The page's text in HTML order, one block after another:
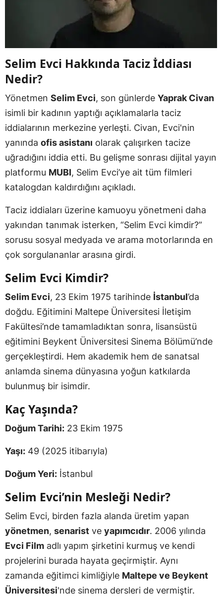
Selim Evci Hakkında Taciz İddiası
Nedir?
Yönetmen Selim Evci, son günlerde Yaprak Civan
isimli bir kadının yaptığı açıklamalarla taciz
iddialarının merkezine yerleşti. Civan, Evci'nin
yanında ofis asistanı olarak çalışırken tacize
uğradığını iddia etti. Bu gelişme sonrası dijital yayın
platformu MUBI, Selim Evci’ye ait tüm filmleri
katalogdan kaldırdığını açıkladı.
Taciz iddiaları üzerine kamuoyu yönetmeni daha
yakından tanımak isterken, “Selim Evci kimdir?”
sorusu sosyal medyada ve arama motorlarında en
çok sorgulananlar arasına girdi.
Selim Evci Kimdir?
Selim Evci, 23 Ekim 1975 tarihinde İstanbul’da
doğdu. Eğitimini Maltepe Üniversitesi İletişim
Fakültesi’nde tamamladıktan sonra, lisansüstü
eğitimini Beykent Üniversitesi Sinema Bölümü’nde
gerçekleştirdi. Hem akademik hem de sanatsal
anlamda sinema dünyasına yoğun katkılarda
bulunmuş bir isimdir.
Kaç Yaşında?
Doğum Tarihi: 23 Ekim 1975
Yaşı: 49 (2025 itibarıyla)
Doğum Yeri: İstanbul
Selim Evci’nin Mesleği Nedir?
Selim Evci, birden fazla alanda üretim yapan
yönetmen, senarist ve yapımcıdır. 2006 yılında
Evci Film adlı yapım şirketini kurmuş ve kendi
projelerini burada hayata geçirmiştir. Aynı
zamanda eğitimci kimliğiyle Maltepe ve Beykent
Üniversitesi'nde sinema dersleri de vermiştir.